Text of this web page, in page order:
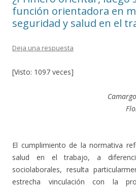
función orientadora en
seguridad y salud en el
Deja una respuesta
[Visto: 1097 veces]
El cumplimiento de la normativa
salud en el trabajo, a
sociolaborales, resulta
estrecha vinculación con la